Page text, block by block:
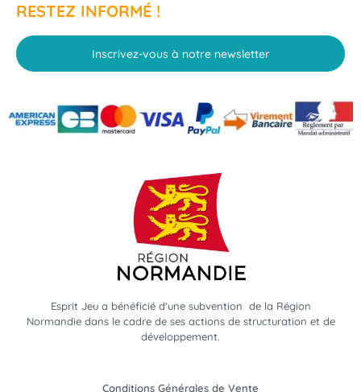
RESTEZ INFORMÉ !
Inscrivez-vous à notre newsletter
Esprit Jeu a bénéficié d'une subvention de la Région
Normandie dans le cadre de ses actions de structuration et de
développement.
Conditions Générales de Vente